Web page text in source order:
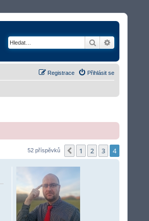
Hledat
Přihlásit se
Registrace
52 příspěvků Předchozí
1 2 3 4